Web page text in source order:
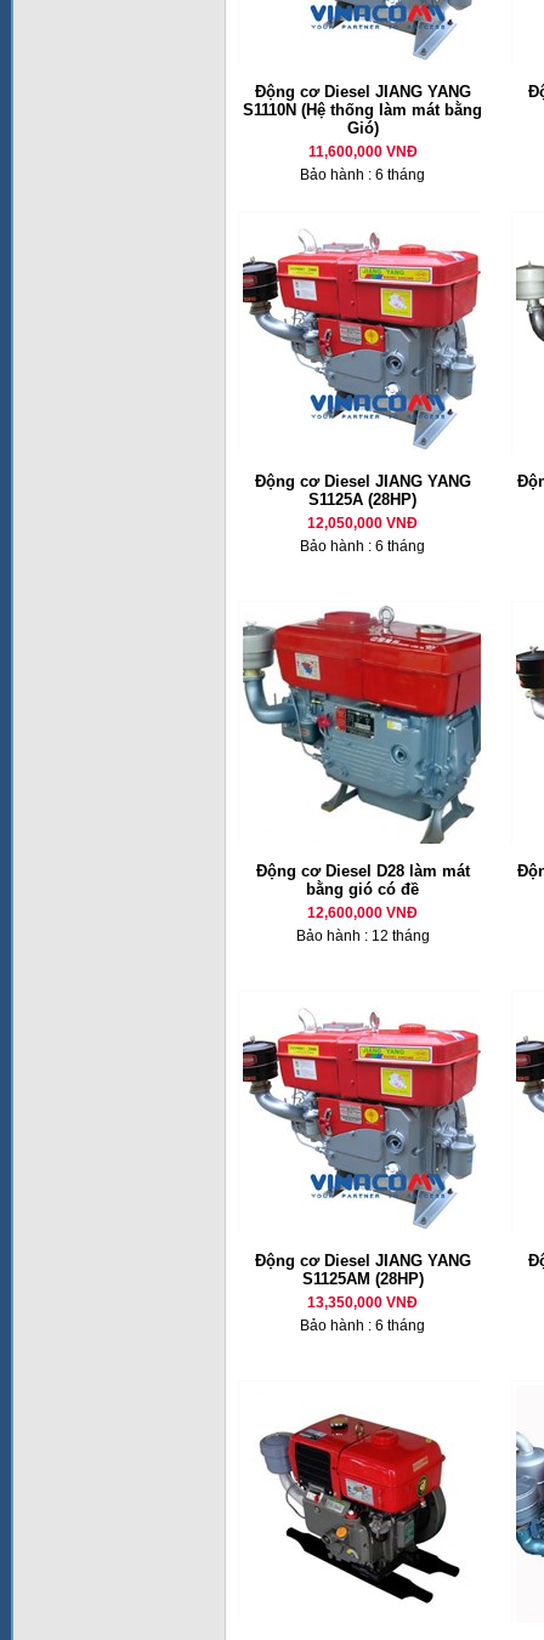
Động cơ Diesel JIANG YANG
S1110N (Hệ thống làm mát bằng
Gió)
11,600,000 VNĐ
Bảo hành : 6 tháng
Động cơ Diesel JIANG YANG
S1125A (28HP)
12,050,000 VNĐ
Bảo hành : 6 tháng
Động cơ Diesel D28 làm mát
bằng gió có đề
12,600,000 VNĐ
Bảo hành : 12 tháng
Động cơ Diesel JIANG YANG
S1125AM (28HP)
13,350,000 VNĐ
Bảo hành : 6 tháng